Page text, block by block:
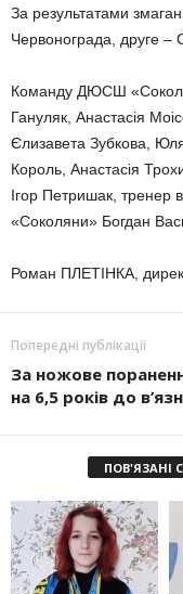
За результатами
Червонограда, друге –
Команду ДЮСШ
Гануляк, Анастасія
Єлизавета Зубкова,
Король, Анастасія
Ігор Петришак, тренер
«Соколяни» Богдан
Роман ПЛЕТІНКА,
Попередні публікації
За ножове
на 6,5 років до
ПОВ'ЯЗАНІ